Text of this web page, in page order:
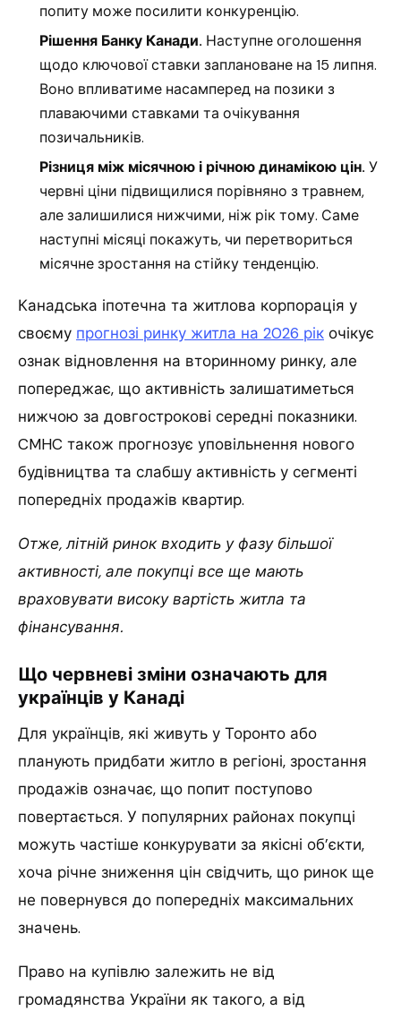
попиту може посилити конкуренцію.
Рішення Банку Канади. Наступне оголошення
щодо ключової ставки заплановане на 15 липня.
Воно впливатиме насамперед на позики з
плаваючими ставками та очікування
позичальників.
Різниця між місячною і річною динамікою цін. У
червні ціни підвищилися порівняно з травнем,
але залишилися нижчими, ніж рік тому. Саме
наступні місяці покажуть, чи перетвориться
місячне зростання на стійку тенденцію.
Канадська іпотечна та житлова корпорація у
своєму прогнозі ринку житла на 2026 рік очікує
ознак відновлення на вторинному ринку, але
попереджає, що активність залишатиметься
нижчою за довгострокові середні показники.
CMHC також прогнозує уповільнення нового
будівництва та слабшу активність у сегменті
попередніх продажів квартир.
Отже, літній ринок входить у фазу більшої
активності, але покупці все ще мають
враховувати високу вартість житла та
фінансування.
Що червневі зміни означають для
українців у Канаді
Для українців, які живуть у Торонто або
планують придбати житло в регіоні, зростання
продажів означає, що попит поступово
повертається. У популярних районах покупці
можуть частіше конкурувати за якісні об’єкти,
хоча річне зниження цін свідчить, що ринок ще
не повернувся до попередніх максимальних
значень.
Право на купівлю залежить не від
громадянства України як такого, а від